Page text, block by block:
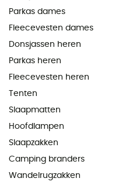
Parkas dames
Fleecevesten dames
Donsjassen heren
Parkas heren
Fleecevesten heren
Tenten
Slaapmatten
Hoofdlampen
Slaapzakken
Camping branders
Wandelrugzakken